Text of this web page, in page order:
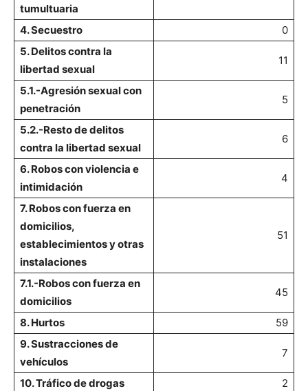
tumultuaria
4. Secuestro
0
5. Delitos contra la
libertad sexual
11
5.1.-Agresión sexual con
penetración
5
5.2.-Resto de delitos
contra la libertad sexual
6
6. Robos con violencia e
intimidación
4
7. Robos con fuerza en
domicilios,
establecimientos y otras
instalaciones
51
7.1.-Robos con fuerza en
domicilios
45
8. Hurtos
59
9. Sustracciones de
vehículos
7
10. Tráfico de drogas
2